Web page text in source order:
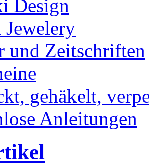
Design
und Zeitschriften
gehäkelt,
Anleitungen